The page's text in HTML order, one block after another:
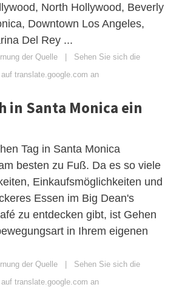
North Hollywood, Beverly
Downtown Los Angeles,
Del Rey ...
der Quelle | Sehen Sie sich die
translate.google.com an
in Santa Monica ein
Tag in Santa Monica
besten zu Fuß. Da es so viele
Einkaufsmöglichkeiten und
Essen im Big Dean's
zu entdecken gibt, ist Gehen
in Ihrem eigenen
der Quelle | Sehen Sie sich die
translate.google.com an